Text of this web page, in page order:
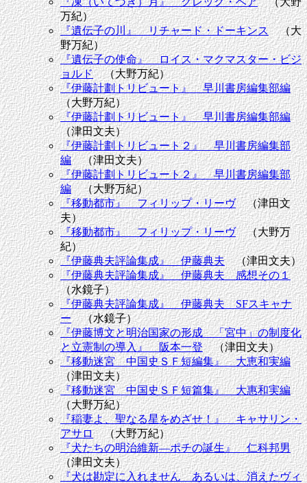
万紀）
『遺伝子の川』 リチャード・ドーキンス（大
野万紀）
『遺伝子の使命』 ロイス・マクマスター・ビジ
ョルド（大野万紀）
『伊藤計劃トリビュート』 早川書房編集部編
（大野万紀）
『伊藤計劃トリビュート』 早川書房編集部編
（津田文夫）
『伊藤計劃トリビュート２』 早川書房編集部
編（津田文夫）
『伊藤計劃トリビュート２』 早川書房編集部
編（大野万紀）
『移動都市』 フィリップ・リーヴ（津田文
夫）
『移動都市』 フィリップ・リーヴ（大野万
紀）
『伊藤典夫評論集成』 伊藤典夫（津田文夫）
『伊藤典夫評論集成』 伊藤典夫 感想その１
（水鏡子）
『伊藤典夫評論集成』 伊藤典夫 SFスキャナ
ー（水鏡子）
『伊藤博文と明治国家の形成 「宮中」の制度化
と立憲制の導入』 阪本一登（津田文夫）
『移動迷宮 中国史ＳＦ短編集』 大恵和実編
（津田文夫）
『移動迷宮 中国史ＳＦ短篇集』 大惠和実編
（大野万紀）
『稲妻よ、聖なる星をめざせ！』 キャサリン・
アサロ（大野万紀）
『犬たちの明治維新―ポチの誕生』 仁科邦男
（津田文夫）
『犬は勘定に入れません あるいは、消えたヴィ